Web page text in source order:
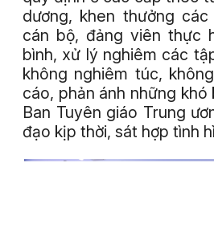
dương, khen thưởng
cán bộ, đảng viên thực
bình, xử lý nghiêm các
không nghiêm túc,
cáo, phản ánh những
Ban Tuyên giáo Trung
đạo kịp thời, sát hợp tình